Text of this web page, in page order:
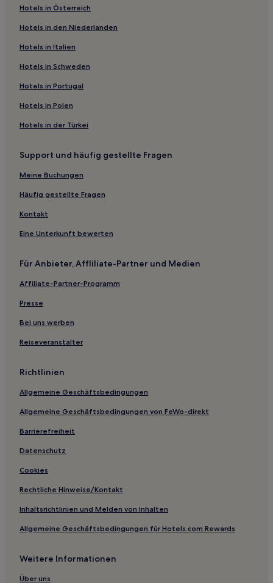
Hotels in Österreich
Hotels in den Niederlanden
Hotels in Italien
Hotels in Schweden
Hotels in Portugal
Hotels in Polen
Hotels in der Türkei
Support und häufig gestellte Fragen
Meine Buchungen
Häufig gestellte Fragen
Kontakt
Eine Unterkunft bewerten
Für Anbieter, Affliliate-Partner und Medien
Affiliate-Partner-Programm
Presse
Bei uns werben
Reiseveranstalter
Richtlinien
Allgemeine Geschäftsbedingungen
Allgemeine Geschäftsbedingungen von FeWo-direkt
Barrierefreiheit
Datenschutz
Cookies
Rechtliche Hinweise/Kontakt
Inhaltsrichtlinien und Melden von Inhalten
Allgemeine Geschäftsbedingungen für Hotels.com Rewards
Weitere Informationen
Über uns